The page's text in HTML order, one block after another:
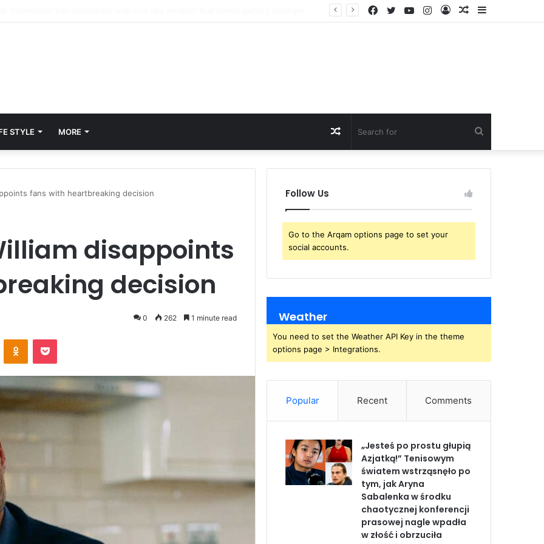
Random
Log
Instagram
YouTube
Twitter
Facebook
STYLE MORE
for
Random
Article
fans with heartbreaking decision
disappoints
decision
0 262 1 minute read
Follow Us
Go to the Arqam options page to set your
social accounts.
Weather
You need to set the Weather API Key in the theme
options page > Integrations.
Popular Recent Comments
„Jesteś po prostu głupią
Azjatką!” Tenisowym
światem wstrząsnęło po
tym, jak Aryna
Sabalenka w środku
chaotycznej konferencji
prasowej nagle wpadła
w złość i obrzuciła